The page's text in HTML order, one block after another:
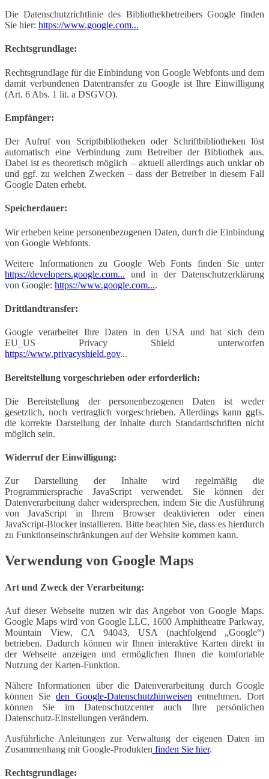
Die Datenschutzrichtlinie des Bibliothekbetreibers Google finden
Sie hier: https://www.google.com...
Rechtsgrundlage:
Rechtsgrundlage für die Einbindung von Google Webfonts und dem
damit verbundenen Datentransfer zu Google ist Ihre Einwilligung
(Art. 6 Abs. 1 lit. a DSGVO).
Empfänger:
Der Aufruf von Scriptbibliotheken oder Schriftbibliotheken löst
automatisch eine Verbindung zum Betreiber der Bibliothek aus.
Dabei ist es theoretisch möglich – aktuell allerdings auch unklar ob
und ggf. zu welchen Zwecken – dass der Betreiber in diesem Fall
Google Daten erhebt.
Speicherdauer:
Wir erheben keine personenbezogenen Daten, durch die Einbindung
von Google Webfonts.
Weitere Informationen zu Google Web Fonts finden Sie unter
https://developers.google.com... und in der Datenschutzerklärung
von Google: https://www.google.com....
Drittlandtransfer:
Google verarbeitet Ihre Daten in den USA und hat sich dem
EU_US Privacy Shield unterworfen
https://www.privacyshield.gov...
Bereitstellung vorgeschrieben oder erforderlich:
Die Bereitstellung der personenbezogenen Daten ist weder
gesetzlich, noch vertraglich vorgeschrieben. Allerdings kann ggfs.
die korrekte Darstellung der Inhalte durch Standardschriften nicht
möglich sein.
Widerruf der Einwilligung:
Zur Darstellung der Inhalte wird regelmäßig die
Programmiersprache JavaScript verwendet. Sie können der
Datenverarbeitung daher widersprechen, indem Sie die Ausführung
von JavaScript in Ihrem Browser deaktivieren oder einen
JavaScript-Blocker installieren. Bitte beachten Sie, dass es hierdurch
zu Funktionseinschränkungen auf der Website kommen kann.
Verwendung von Google Maps
Art und Zweck der Verarbeitung:
Auf dieser Webseite nutzen wir das Angebot von Google Maps.
Google Maps wird von Google LLC, 1600 Amphitheatre Parkway,
Mountain View, CA 94043, USA (nachfolgend „Google“)
betrieben. Dadurch können wir Ihnen interaktive Karten direkt in
der Webseite anzeigen und ermöglichen Ihnen die komfortable
Nutzung der Karten-Funktion.
Nähere Informationen über die Datenverarbeitung durch Google
können Sieden Google-Datenschutzhinweisen entnehmen. Dort
können Sie im Datenschutzcenter auch Ihre persönlichen
Datenschutz-Einstellungen verändern.
Ausführliche Anleitungen zur Verwaltung der eigenen Daten im
Zusammenhang mit Google-Produkten finden Sie hier.
Rechtsgrundlage: